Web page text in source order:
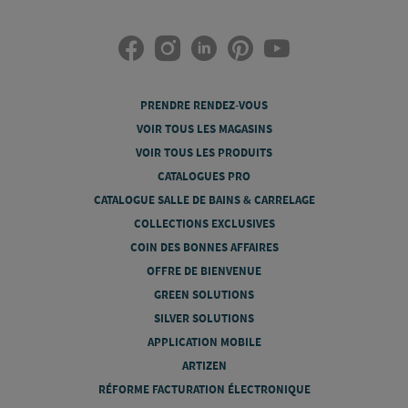
PRENDRE RENDEZ-VOUS
VOIR TOUS LES MAGASINS
VOIR TOUS LES PRODUITS
CATALOGUES PRO
CATALOGUE SALLE DE BAINS & CARRELAGE
COLLECTIONS EXCLUSIVES
COIN DES BONNES AFFAIRES
OFFRE DE BIENVENUE
GREEN SOLUTIONS
SILVER SOLUTIONS
APPLICATION MOBILE
ARTIZEN
RÉFORME FACTURATION ÉLECTRONIQUE